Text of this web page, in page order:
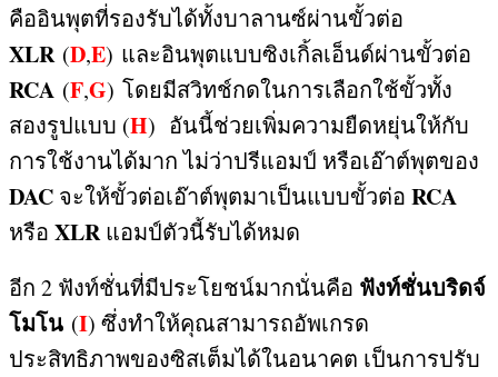
คืออินพุตที่รองรับได้ทั้งบาลานซ์ผ่านขั้วต่อ
XLR(D,E) และอินพุตแบบซิงเกิ้ลเอ็นด์ผ่านขั้วต่อ
RCA (F,G) โดยมีสวิทช์กดในการเลือกใช้ขั้วทั้ง
สองรูปแบบ (H) อันนี้ช่วยเพิ่มความยืดหยุ่นให้กับ
การใช้งานได้มาก ไม่ว่าปรีแอมป์ หรือเอ๊าต์พุตของ
DAC จะให้ขั้วต่อเอ๊าต์พุตมาเป็นแบบขั้วต่อ RCA
หรือ XLR แอมป์ตัวนี้รับได้หมด
อีก 2 ฟังท์ชั่นที่มีประโยชน์มากนั่นคือ ฟังท์ชั่นบริดจ์
โมโน (I) ซึ่งทำให้คุณสามารถอัพเกรด
ประสิทธิภาพของซิสเต็มได้ในอนาคต เป็นการปรับ